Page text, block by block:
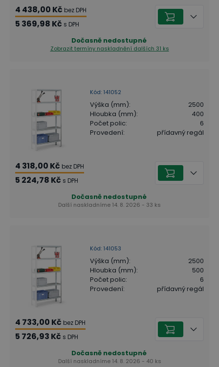
4 438,00 Kč bez DPH
5 369,98 Kč s DPH
Dočasně nedostupné
Zobrazit termíny naskladnění dalších 31 ks
Kód: 141052
Výška (mm):
2500
Hloubka (mm):
400
Počet polic:
6
Provedení: přídavný regál
4 318,00 Kč bez DPH
5 224,78 Kč s DPH
Dočasně nedostupné
Další naskladníme 14. 8. 2026 - 33 ks
Kód: 141053
Výška (mm):
2500
Hloubka (mm):
500
Počet polic:
6
Provedení: přídavný regál
4 733,00 Kč bez DPH
5 726,93 Kč s DPH
Dočasně nedostupné
Další naskladníme 14. 8. 2026 - 40 ks